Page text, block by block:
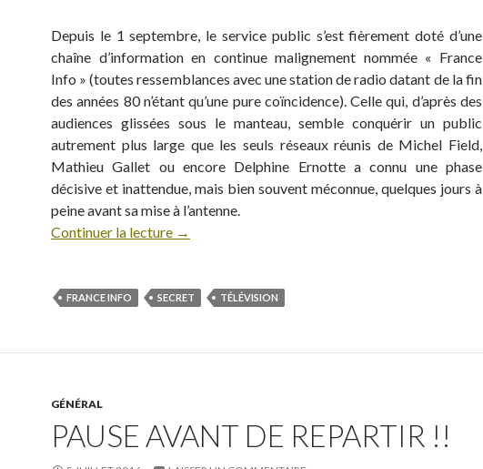
Depuis le 1 septembre, le service public s’est fièrement doté d’une
chaîne d’information en continue malignement nommée « France
Info » (toutes ressemblances avec une station de radio datant de la fin
des années 80 n’étant qu’une pure coïncidence). Celle qui, d’après des
audiences glissées sous le manteau, semble conquérir un public
autrement plus large que les seuls réseaux réunis de Michel Field,
Mathieu Gallet ou encore Delphine Ernotte a connu une phase
décisive et inattendue, mais bien souvent méconnue, quelques jours à
peine avant sa mise à l’antenne.
Continuer la lecture →
FRANCE INFO SECRET TÉLÉVISION
GÉNÉRAL
PAUSE AVANT DE REPARTIR !!